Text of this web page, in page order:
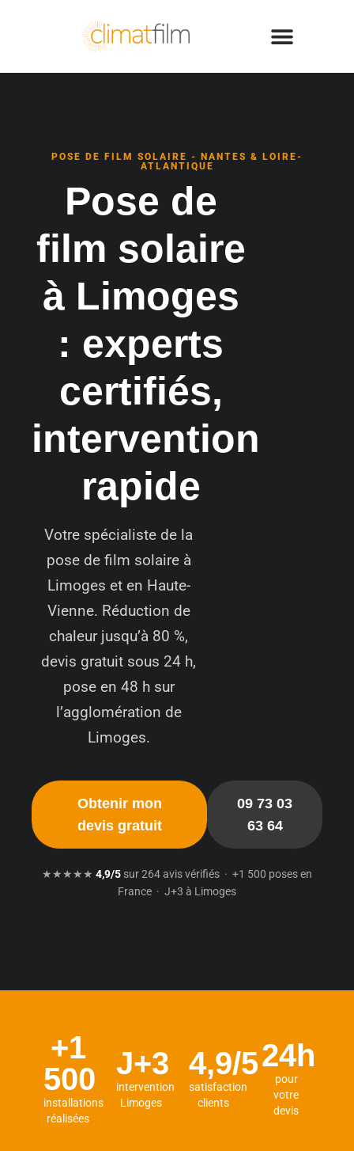
POSE DE FILM SOLAIRE - NANTES & LOIRE-
ATLANTIQUE
Pose de
film solaire
à Limoges
: experts
certifiés,
intervention
rapide
Votre spécialiste de la
pose de film solaire à
Limoges et en Haute-
Vienne. Réduction de
chaleur jusqu’à 80 %,
devis gratuit sous 24 h,
pose en 48 h sur
l’agglomération de
Limoges.
Obtenir mon
devis gratuit
09 73 03
63 64
★★★★★ 4,9/5 sur 264 avis vérifiés · +1 500 poses en
France · J+3 à Limoges
+1
500
installations
réalisées
J+3
intervention
Limoges
4,9/5
satisfaction
clients
24h
pour
votre
devis